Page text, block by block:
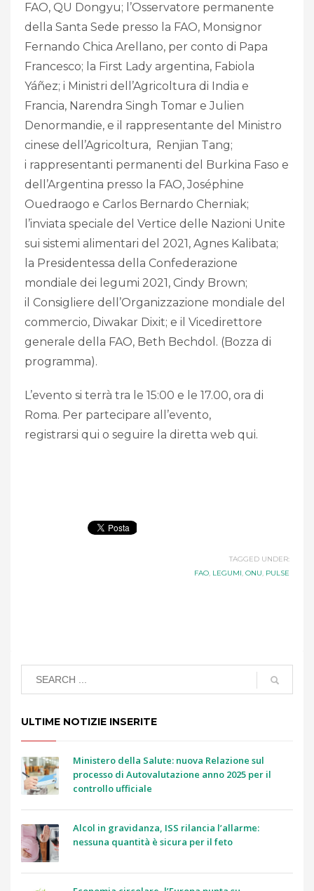
FAO, QU Dongyu; l’Osservatore permanente
della Santa Sede presso la FAO, Monsignor
Fernando Chica Arellano, per conto di Papa
Francesco; la First Lady argentina, Fabiola
Yáñez; i Ministri dell’Agricoltura di India e
Francia, Narendra Singh Tomar e Julien
Denormandie, e il rappresentante del Ministro
cinese dell’Agricoltura, Renjian Tang;
i rappresentanti permanenti del Burkina Faso e
dell’Argentina presso la FAO, Joséphine
Ouedraogo e Carlos Bernardo Cherniak;
l’inviata speciale del Vertice delle Nazioni Unite
sui sistemi alimentari del 2021, Agnes Kalibata;
la Presidentessa della Confederazione
mondiale dei legumi 2021, Cindy Brown;
il Consigliere dell’Organizzazione mondiale del
commercio, Diwakar Dixit; e il Vicedirettore
generale della FAO, Beth Bechdol. (Bozza di
programma).
L’evento si terrà tra le 15:00 e le 17.00, ora di
Roma. Per partecipare all’evento,
registrarsi qui o seguire la diretta web qui.
TAGGED UNDER:
FAO, LEGUMI, ONU, PULSE
ULTIME NOTIZIE INSERITE
Ministero della Salute: nuova Relazione sul
processo di Autovalutazione anno 2025 per il
controllo ufficiale
Alcol in gravidanza, ISS rilancia l’allarme:
nessuna quantità è sicura per il feto